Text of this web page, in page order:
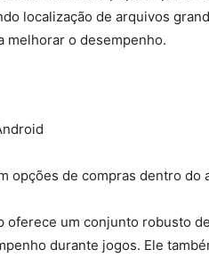
localização de arquivos
melhorar o desempenho.
opções de compras dentro do
oferece um conjunto robusto
durante jogos. Ele